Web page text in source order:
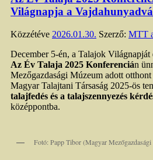
Világnapja a
Közzétéve 2026.01.30. Szerző: MTT
December 5-én, a Talajok Világnapját
Az Év Talaja 2025 Konferencián
Mezőgazdasági Múzeum adott
Magyar Talajtani Társaság 2025-ös
talajfedés és a talajszennyezés
középpontba.
Fotó: Papp Tibor (Magyar